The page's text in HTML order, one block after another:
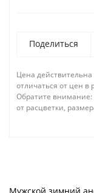
Поделиться
Цена
отличаться от цен в
Обратите внимание:
от расцветки,